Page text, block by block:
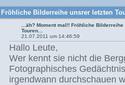
Bilderreihe unsrer letzten
...äh? Moment mal!! Fröhliche
Touren...
21.07.2011 um 14:46:59
Hallo Leute,
Wer kennt sie nicht die
Fotographisches
irgendwann durchschauen